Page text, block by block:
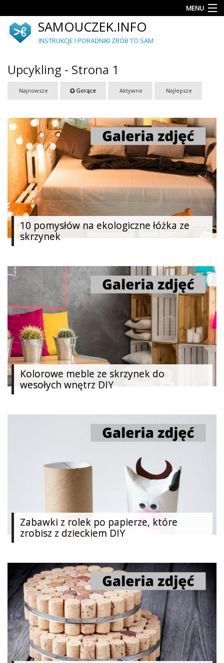
MENU
Porady
dodatki
Ogród
Dekoracje
ozdoby
Meble
Autorskie
projekty
Dziecko
W
Soutache
Zabawki
Szydełkowanie
Filc
i
Dodaj
«
Dodaj
Dodaj
Dodaj
artykuł
Dodaj
galerię
SAMOUCZEK.INFO
INSTRUKCJE I PORADNIKI ZRÓB TO SAM
Upcykling - Strona 1
Najnowsze Gorące Aktywne Najlepsze
10 pomysłów na ekologiczne łóżka ze
skrzynek
Kolorowe meble ze skrzynek do
wesołych wnętrz DIY
Zabawki z rolek po papierze, które
zrobisz z dzieckiem DIY